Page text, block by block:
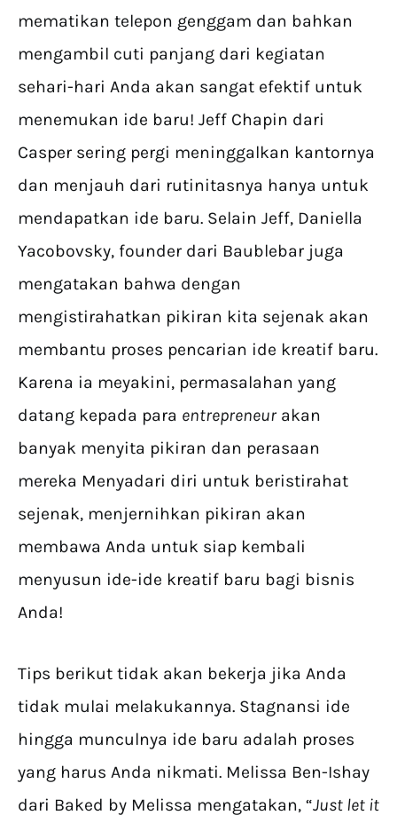
mematikan telepon genggam dan bahkan
mengambil cuti panjang dari kegiatan
sehari-hari Anda akan sangat efektif untuk
menemukan ide baru! Jeff Chapin dari
Casper sering pergi meninggalkan kantornya
dan menjauh dari rutinitasnya hanya untuk
mendapatkan ide baru. Selain Jeff, Daniella
Yacobovsky, founder dari Baublebar juga
mengatakan bahwa dengan
mengistirahatkan pikiran kita sejenak akan
membantu proses pencarian ide kreatif baru.
Karena ia meyakini, permasalahan yang
datang kepada para entrepreneur akan
banyak menyita pikiran dan perasaan
mereka Menyadari diri untuk beristirahat
sejenak, menjernihkan pikiran akan
membawa Anda untuk siap kembali
menyusun ide-ide kreatif baru bagi bisnis
Anda!
Tips berikut tidak akan bekerja jika Anda
tidak mulai melakukannya. Stagnansi ide
hingga munculnya ide baru adalah proses
yang harus Anda nikmati. Melissa Ben-Ishay
dari Baked by Melissa mengatakan, “Just let it